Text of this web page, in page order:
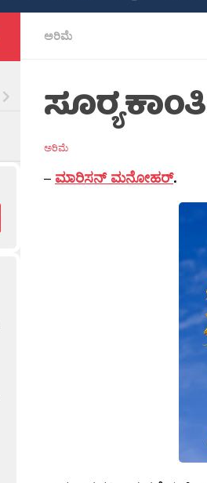
ಅರಿಮೆ
ಅರಿಮೆ
– ಮಾರಿಸನ್ ಮನೋಹರ್.